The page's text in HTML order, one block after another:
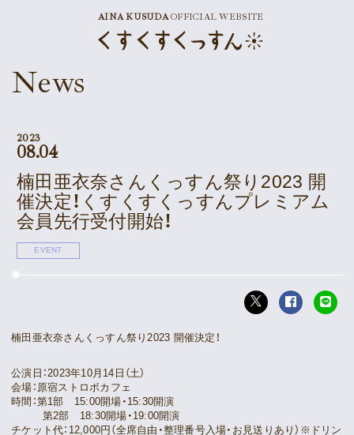
AINA KUSUDAOFFICIAL WEBSITE
Schedule
Discography
Goods
Supporter’s Menu Download
Gallery
News
2023
08.04
楠田亜衣奈さんくっすん祭り2023 開
催決定！くすくすくっすんプレミアム
会員先行受付開始！
EVENT
楠田亜衣奈さんくっすん祭り2023 開催決定！
公演日：2023年10月14日（土）
会場：原宿ストロボカフェ
時間：第1部 15:00開場・15:30開演
第2部 18:30開場・19:00開演
チケット代：12,000円（全席自由・整理番号入場・お見送りあり）※ドリン